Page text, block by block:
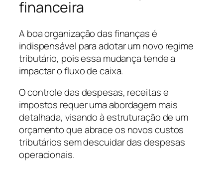
financeira
A boa organização das finanças é
indispensável para adotar um novo regime
tributário, pois essa mudança tende a
impactar o fluxo de caixa.
O controle das despesas, receitas e
impostos requer uma abordagem mais
detalhada, visando à estruturação de um
orçamento que abrace os novos custos
tributários sem descuidar das despesas
operacionais.